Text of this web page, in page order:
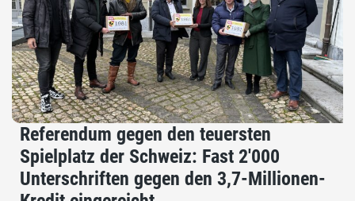
Referendum gegen den teuersten
Spielplatz der Schweiz: Fast 2'000
Unterschriften gegen den 3,7-Millionen-